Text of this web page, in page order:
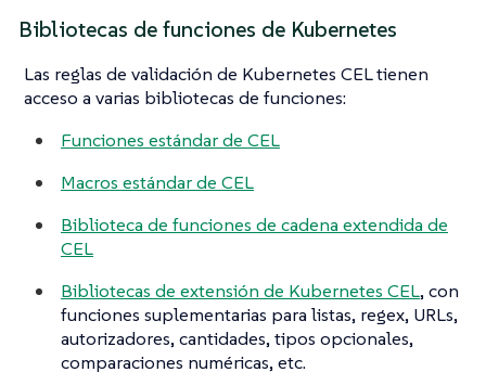
Bibliotecas de funciones de Kubernetes
Las reglas de validación de Kubernetes CEL tienen
acceso a varias bibliotecas de funciones:
Funciones estándar de CEL
Macros estándar de CEL
Biblioteca de funciones de cadena extendida de
CEL
Bibliotecas de extensión de Kubernetes CEL, con
funciones suplementarias para listas, regex, URLs,
autorizadores, cantidades, tipos opcionales,
comparaciones numéricas, etc.